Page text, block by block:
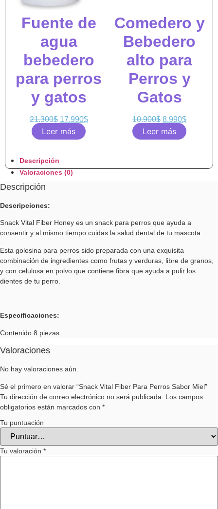
Fuente de
agua
bebedero
para perros
y gatos
21.300$ 17.990$
Leer más
Comedero y
Bebedero
alto para
Perros y
Gatos
10.900$ 8.990$
Leer más
Descripción
Valoraciones (0)
Descripción
Descripciones:
Snack Vital Fiber Honey es un snack para perros que ayuda a
consentir y al mismo tiempo cuidas la salud dental de tu mascota.
Esta golosina para perros sido preparada con una exquisita
combinación de ingredientes como frutas y verduras, libre de granos,
y con celulosa en polvo que contiene fibra que ayuda a pulir los
dientes de tu perro.
Especificaciones:
Contenido 8 piezas
Valoraciones
No hay valoraciones aún.
Sé el primero en valorar “Snack Vital Fiber Para Perros Sabor Miel”
Tu dirección de correo electrónico no será publicada.
Los campos
obligatorios están marcados con *
Tu puntuación
Tu valoración *